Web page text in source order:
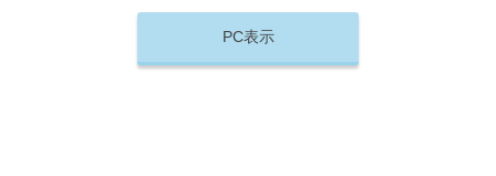
PC表示